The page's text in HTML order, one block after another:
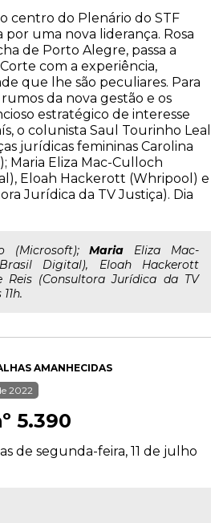
centro do Plenário do STF
por uma nova liderança. Rosa
de Porto Alegre, passa a
com a experiência,
que lhe são peculiares. Para
da nova gestão e os
estratégico de interesse
o colunista Saul Tourinho Leal
jurídicas femininas Carolina
Maria Eliza Mac-Culloch
Eloah Hackerott (Whripool) e
Jurídica da TV Justiça). Dia
(Microsoft);Maria Eliza Mac-
Digital), Eloah Hackerott
Reis (Consultora Jurídica da TV
AMANHECIDAS
2022
5.390
de segunda-feira, 11 de julho